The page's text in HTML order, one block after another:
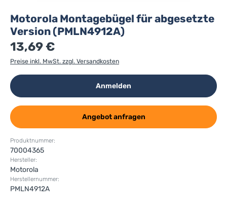
Motorola Montagebügel für abgesetzte
Version (PMLN4912A)
13,69 €
Preise inkl. MwSt. zzgl. Versandkosten
Anmelden
Angebot anfragen
Produktnummer:
70004365
Hersteller:
Motorola
Herstellernummer:
PMLN4912A